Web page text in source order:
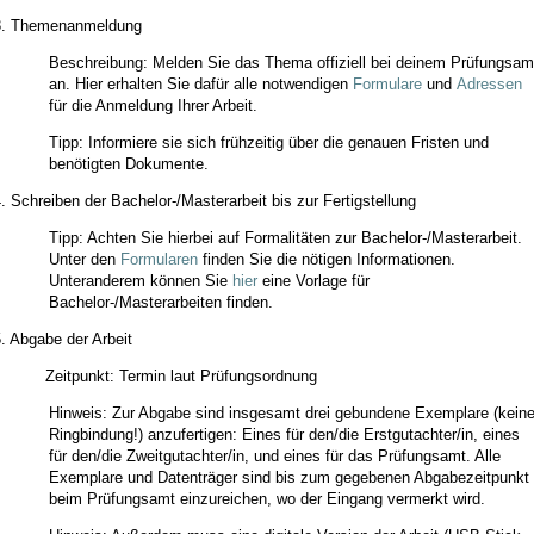
Themenanmeldung
Beschreibung: Melden Sie das Thema offiziell bei deinem
an. Hier erhalten Sie dafür alle notwendigen Formulare undAdressen
für die Anmeldung Ihrer Arbeit.
Tipp: Informiere sie sich frühzeitig über die genauen Fristen und
benötigten Dokumente.
Schreiben der Bachelor-/Masterarbeit bis zur Fertigstellung
Tipp: Achten Sie hierbei auf Formalitäten zur Bachelor-/Masterarbeit.
Unter den Formularen finden Sie die nötigen Informationen.
Unteranderem können Sie hier eine Vorlage für
Bachelor-/Masterarbeiten finden.
Abgabe der Arbeit
Termin laut Prüfungsordnung
Hinweis: Zur Abgabe sind insgesamt drei gebundene Exemplare
Ringbindung!) anzufertigen: Eines für den/die Erstgutachter/in, eines
für den/die Zweitgutachter/in, und eines für das Prüfungsamt. Alle
Exemplare und Datenträger sind bis zum gegebenen Abgabezeitpunkt
beim Prüfungsamt einzureichen, wo der Eingang vermerkt wird.